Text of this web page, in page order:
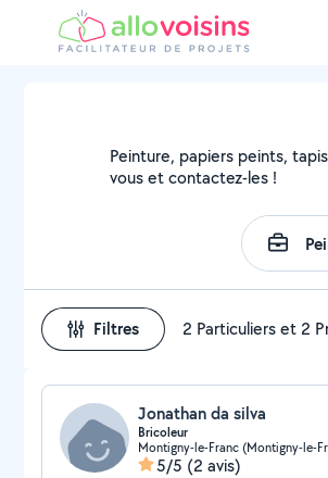
Peinture, papiers peints,
vous et contactez-les !
Filtres 2 Particuliers et 2
Jonathan da silva
Bricoleur
Montigny-le-Franc (Montigny-le-
5/5 (2 avis)